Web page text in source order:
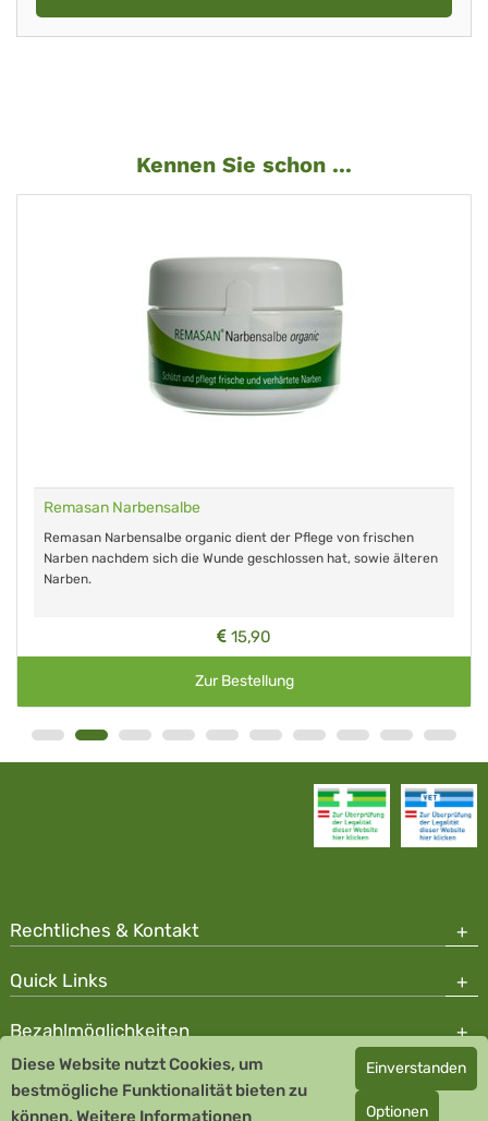
Kennen Sie schon ...
Remasan Narbensalbe
Remasan Narbensalbe organic dient der Pflege von frischen
Narben nachdem sich die Wunde geschlossen hat, sowie älteren
Narben.
15,90
Zur Bestellung
Rechtliches & Kontakt
Quick Links
Bezahlmöglichkeiten
Copyright © 2026 Team Santé Salvator Apotheke - GDP zertifiziert
Remedia Homöopathie GmbH GMP zertifizierter Arzneihersteller
Diese Website nutzt Cookies, um
bestmögliche Funktionalität bieten zu
können. Weitere Informationen
Einverstanden
Optionen